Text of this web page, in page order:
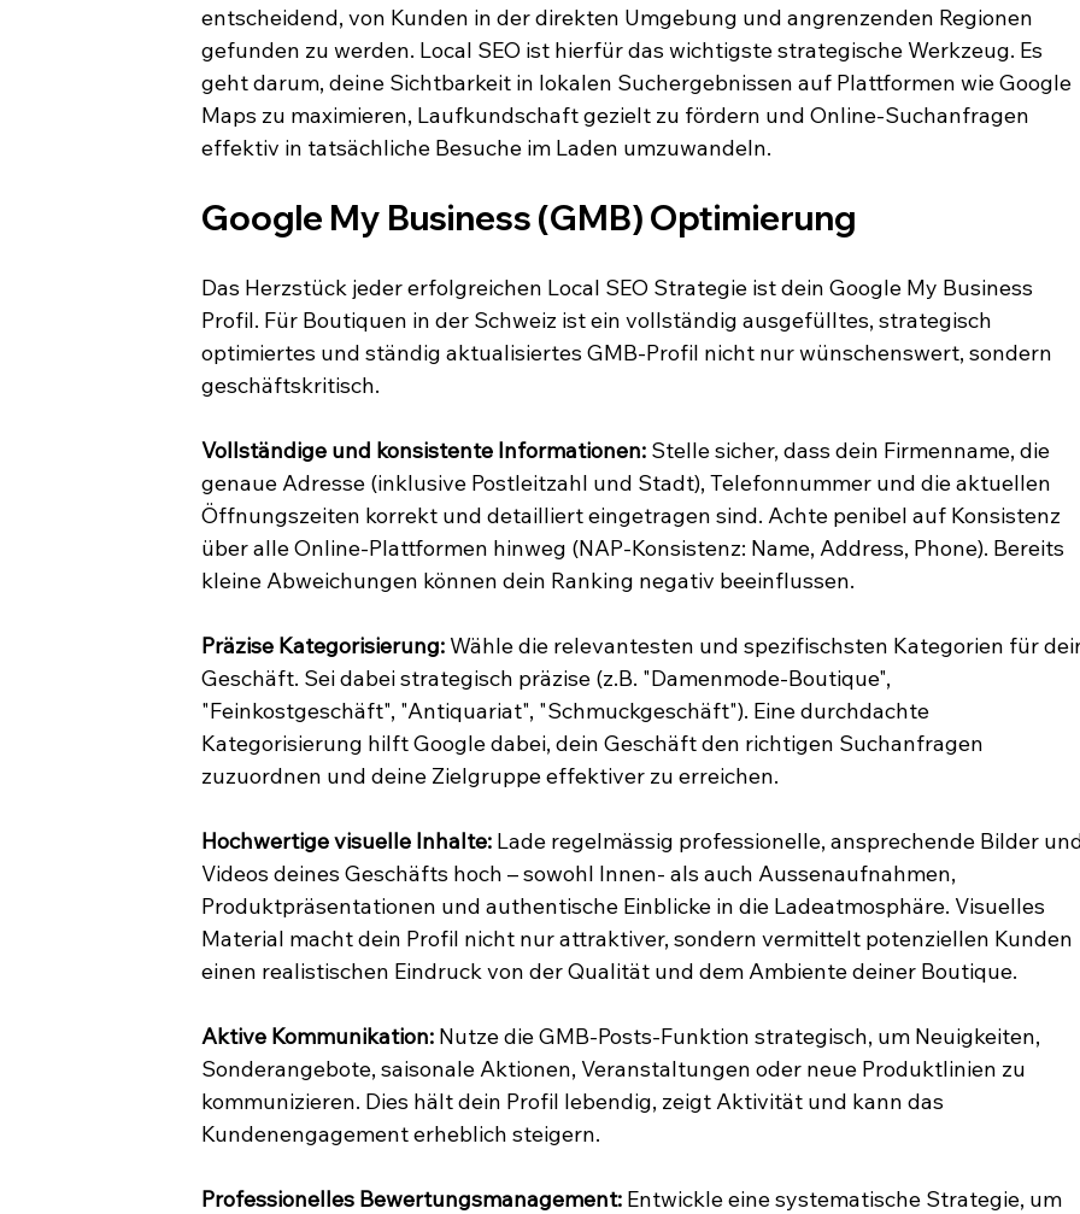
entscheidend, von Kunden in der direkten Umgebung und angrenzenden Regionen
gefunden zu werden. Local SEO ist hierfür das wichtigste strategische Werkzeug. Es
geht darum, deine Sichtbarkeit in lokalen Suchergebnissen auf Plattformen wie Google
Maps zu maximieren, Laufkundschaft gezielt zu fördern und Online-Suchanfragen
effektiv in tatsächliche Besuche im Laden umzuwandeln.
Google My Business (GMB) Optimierung
Das Herzstück jeder erfolgreichen Local SEO Strategie ist dein Google My Business
Profil. Für Boutiquen in der Schweiz ist ein vollständig ausgefülltes, strategisch
optimiertes und ständig aktualisiertes GMB-Profil nicht nur wünschenswert, sondern
geschäftskritisch.
Vollständige und konsistente Informationen: Stelle sicher, dass dein Firmenname, die
genaue Adresse (inklusive Postleitzahl und Stadt), Telefonnummer und die aktuellen
Öffnungszeiten korrekt und detailliert eingetragen sind. Achte penibel auf Konsistenz
über alle Online-Plattformen hinweg (NAP-Konsistenz: Name, Address, Phone). Bereits
kleine Abweichungen können dein Ranking negativ beeinflussen.
Präzise Kategorisierung: Wähle die relevantesten und spezifischsten Kategorien für
Geschäft. Sei dabei strategisch präzise (z.B. "Damenmode-Boutique",
"Feinkostgeschäft", "Antiquariat", "Schmuckgeschäft"). Eine durchdachte
Kategorisierung hilft Google dabei, dein Geschäft den richtigen Suchanfragen
zuzuordnen und deine Zielgruppe effektiver zu erreichen.
Hochwertige visuelle Inhalte: Lade regelmässig professionelle, ansprechende Bilder
Videos deines Geschäfts hoch – sowohl Innen- als auch Aussenaufnahmen,
Produktpräsentationen und authentische Einblicke in die Ladeatmosphäre. Visuelles
Material macht dein Profil nicht nur attraktiver, sondern vermittelt potenziellen Kunden
einen realistischen Eindruck von der Qualität und dem Ambiente deiner Boutique.
Aktive Kommunikation: Nutze die GMB-Posts-Funktion strategisch, um Neuigkeiten,
Sonderangebote, saisonale Aktionen, Veranstaltungen oder neue Produktlinien zu
kommunizieren. Dies hält dein Profil lebendig, zeigt Aktivität und kann das
Kundenengagement erheblich steigern.
Professionelles Bewertungsmanagement: Entwickle eine systematische Strategie, um